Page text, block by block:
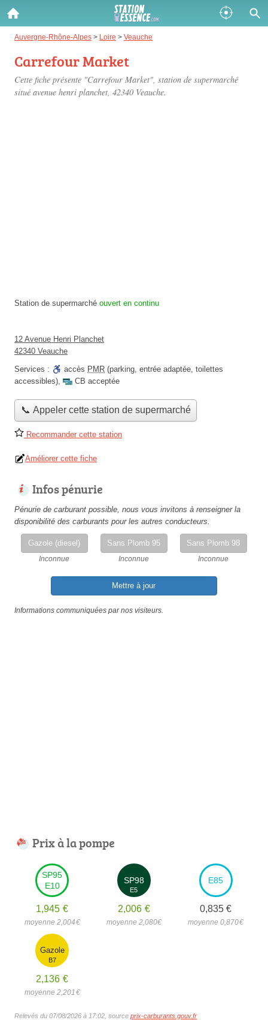
Auvergne-Rhône-Alpes > Loire > Veauche
Carrefour Market
Cette fiche présente "Carrefour Market", station de supermarché
situé avenue henri planchet, 42340 Veauche.
Station de supermarché ouvert en continu
12 Avenue Henri Planchet
42340 Veauche
Services :
accès PMR (parking, entrée adaptée, toilettes
accessibles), CB acceptée
📞 Appeler cette station de supermarché
Recommander cette station
Améliorer cette fiche
Infos pénurie
Pénurie de carburant possible, nous vous invitons à renseigner la
disponibilité des carburants pour les autres conducteurs.
Gazole (diesel)
Inconnue
Sans Plomb 95
Inconnue
Sans Plomb 98
Inconnue
Mettre à jour
Informations communiquées par nos visiteurs.
Prix à la pompe
SP95
E10
1,945 €
moyenne 2,004€
SP98
E5
2,006 €
moyenne 2,080€
E85
0,835 €
moyenne 0,870€
Gazole
B7
2,136 €
moyenne 2,201 €
Relevés du 07/08/2026 à 17:02, source prix-carburants.gouv.fr
Gazole :
Disponible
SP 98 :